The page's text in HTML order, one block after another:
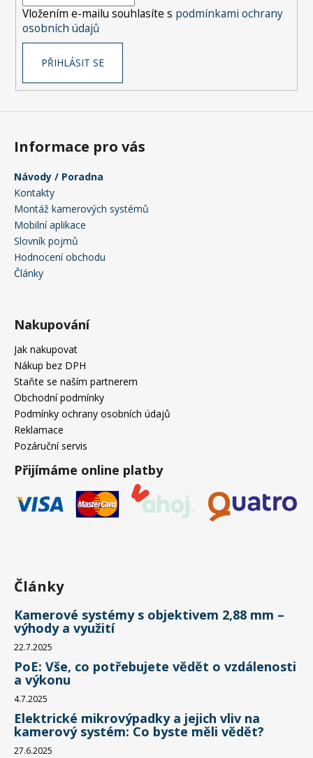
Vložením e-mailu souhlasíte s podmínkami ochrany
osobních údajů
PŘIHLÁSIT SE
Informace pro vás
Návody / Poradna
Kontakty
Montáž kamerových systémů
Mobilní aplikace
Slovník pojmů
Hodnocení obchodu
Články
Nakupování
Jak nakupovat
Nákup bez DPH
Staňte se naším partnerem
Obchodní podmínky
Podmínky ochrany osobních údajů
Reklamace
Pozáruční servis
Přijímáme online platby
Články
Kamerové systémy s objektivem 2,88 mm –
výhody a využití
22.7.2025
PoE: Vše, co potřebujete vědět o vzdálenosti
a výkonu
4.7.2025
Elektrické mikrovýpadky a jejich vliv na
kamerový systém: Co byste měli vědět?
27.6.2025